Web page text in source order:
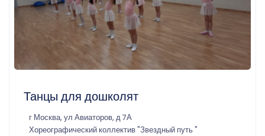
Танцы для дошколят
г Москва, ул Авиаторов, д 7А
Хореографический коллектив "Звездный путь "